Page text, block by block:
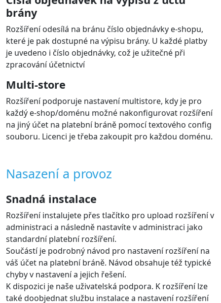
Platba kartou, Apple Pay, Google Pay
Podporované značky platebních karet: VISA, VISA
Electron, MasterCard
Podporované měny: CZK, EUR, PLN, HUF, GBP, USD, RON
a další
Bankovní tlačítka a QR kódy
Podporované jsou banky české, slovenské, polské,
rumunské a z dalších zemí
Jednotlivé platební metody zobrazeny
objednání přímo v e-shopu.
objednávkovém procesu zobrazeny a nastavit jejich
pořadí.
Podporované jazyky
Rozšíření zobrazí bránu v jazyce e-shopu. Brána
samotná podporuje mnoho jazyků.
Rozšíření podporuje jazyky: Čeština, Slovenština,
Angličtina s možností přidat překlady dalších jazyků dle
návodu.